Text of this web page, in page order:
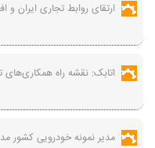
ارتقای روابط تجاری ایران
اتابک: نقشه راه همکاری‌های
مدیر نمونه خودرویی کشور